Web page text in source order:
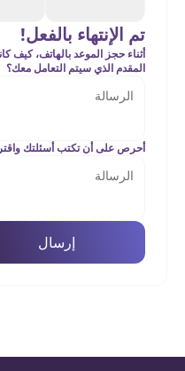
تم الإنتهاء بالفعل!
أثناء حجز الموعد بالهاتف، كيف
المقدم الذي سيتم التعامل معك؟
أحرص على أن تكتب أسئلتك
إرسال